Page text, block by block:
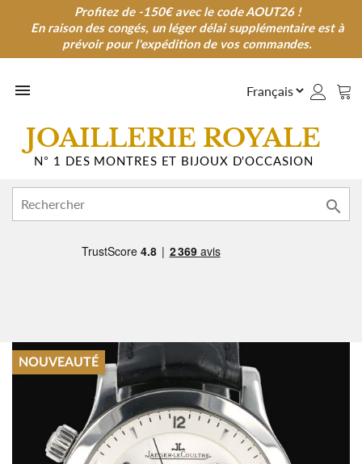
Profitez de -150€ avec le code AOUT26 !
En raison des congés, un léger délai supplémentaire est à
prévoir pour l'expédition de vos commandes.
Profitez de -150€ avec le code AOUT26 !
En raison des congés, un léger délai supplémentaire est à
prévoir pour l'expédition de vos commandes.

JOAILLERIE ROYALE
N° 1 DES MONTRES ET BIJOUX D'OCCASION

NOUVEAUTÉ